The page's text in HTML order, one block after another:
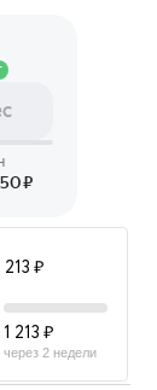
₽
1 213 ₽
через 2 недели